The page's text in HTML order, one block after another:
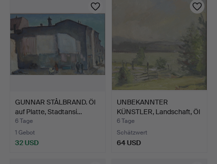
GUNNAR STÅLBRAND. Öl
auf Platte, Stadtansi…
6 Tage
1 Gebot
32 USD
UNBEKANNTER
KÜNSTLER, Landschaft, Öl
auf P…
6 Tage
Schätzwert
64 USD